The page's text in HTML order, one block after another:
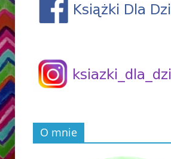
O mnie